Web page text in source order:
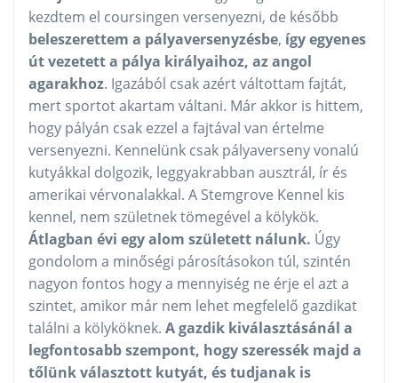
kezdtem el coursingen versenyezni, de később
beleszerettem a pályaversenyzésbe, így egyenes
út vezetett a pálya királyaihoz, az angol
agarakhoz. Igazából csak azért váltottam fajtát,
mert sportot akartam váltani. Már akkor is hittem,
hogy pályán csak ezzel a fajtával van értelme
versenyezni. Kennelünk csak pályaverseny vonalú
kutyákkal dolgozik, leggyakrabban ausztrál, ír és
amerikai vérvonalakkal. A Stemgrove Kennel kis
kennel, nem születnek tömegével a kölykök.
Átlagban évi egy alom született nálunk. Úgy
gondolom a minőségi párosításokon túl, szintén
nagyon fontos hogy a mennyiség ne érje el azt a
szintet, amikor már nem lehet megfelelő gazdikat
találni a kölyköknek. A gazdik kiválasztásánál a
legfontosabb szempont, hogy szeressék majd a
tőlünk választott kutyát, és tudjanak is